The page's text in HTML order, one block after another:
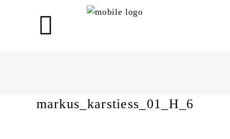
markus_karstiess_01_H_6